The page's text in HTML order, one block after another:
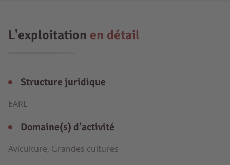
L'exploitation en détail
Structure juridique
EARL
Domaine(s) d'activité
Aviculture, Grandes cultures